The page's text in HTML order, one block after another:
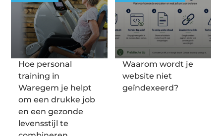
Hoe personal
training in
Waregem je helpt
om een drukke job
en een gezonde
levensstijl te
Waarom wordt je
website niet
geïndexeerd?